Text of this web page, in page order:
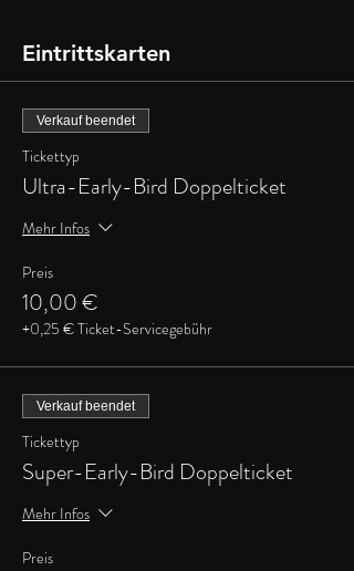
Eintrittskarten
Verkauf beendet
Tickettyp
Ultra-Early-Bird Doppelticket
Mehr Infos
Preis
10,00 €
+0,25 € Ticket-Servicegebühr
Verkauf beendet
Tickettyp
Super-Early-Bird Doppelticket
Mehr Infos
Preis